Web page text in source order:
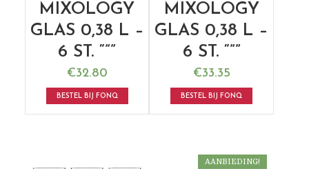
MIXOLOGY
GLAS 0,38 L –
6 ST. “””
€32.80
BESTEL BIJ FONQ
MIXOLOGY
GLAS 0,38 L –
6 ST. “””
€33.35
BESTEL BIJ FONQ
AANBIEDING!